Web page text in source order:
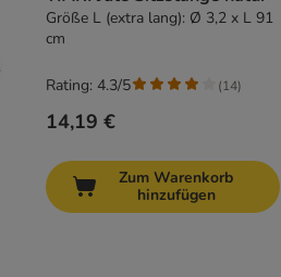
Größe L (extra lang): Ø 3,2 x L 91
cm
14,19 €
Rating: 4.3/5 (14)
Zum Warenkorb
hinzufügen